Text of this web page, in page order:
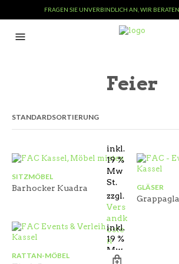
FRAGEN SIE UNVERBINDLICH AN, WIR
Feier
inkl.
19 %
Mw
St.
zzgl.
Vers
andk
oste
n
SITZMÖBEL
Barhocker Kuadra GLÄSER
inkl.
19 %
Mw
St.
RATTAN-MÖBEL